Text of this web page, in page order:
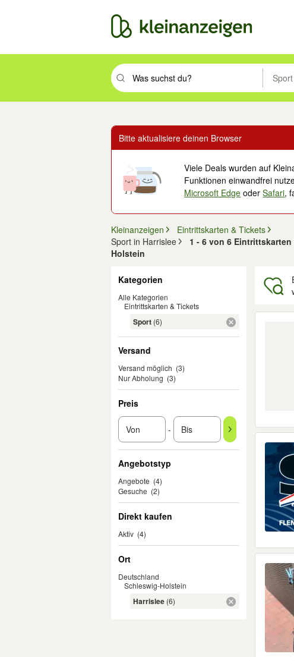
Suchbegriff eingeben. Eingabetaste drückenSport
Bitte aktualisiere deinen Browser
Viele Deals wurden auf
Funktionen einwandfrei
Microsoft Edge oderSafari,
Kleinanzeigen
Eintrittskarten & Tickets
Sport in Harrislee
1 - 6 von 6
Holstein
Kategorien
Alle Kategorien
Eintrittskarten & Tickets
Sport (6)
Versand
Versand möglich (3)
Nur Abholung (3)
Preis
-
Angebotstyp
Angebote (4)
Gesuche (2)
Direkt kaufen
Aktiv (4)
Ort
Deutschland
Schleswig-Holstein
Harrislee (6)